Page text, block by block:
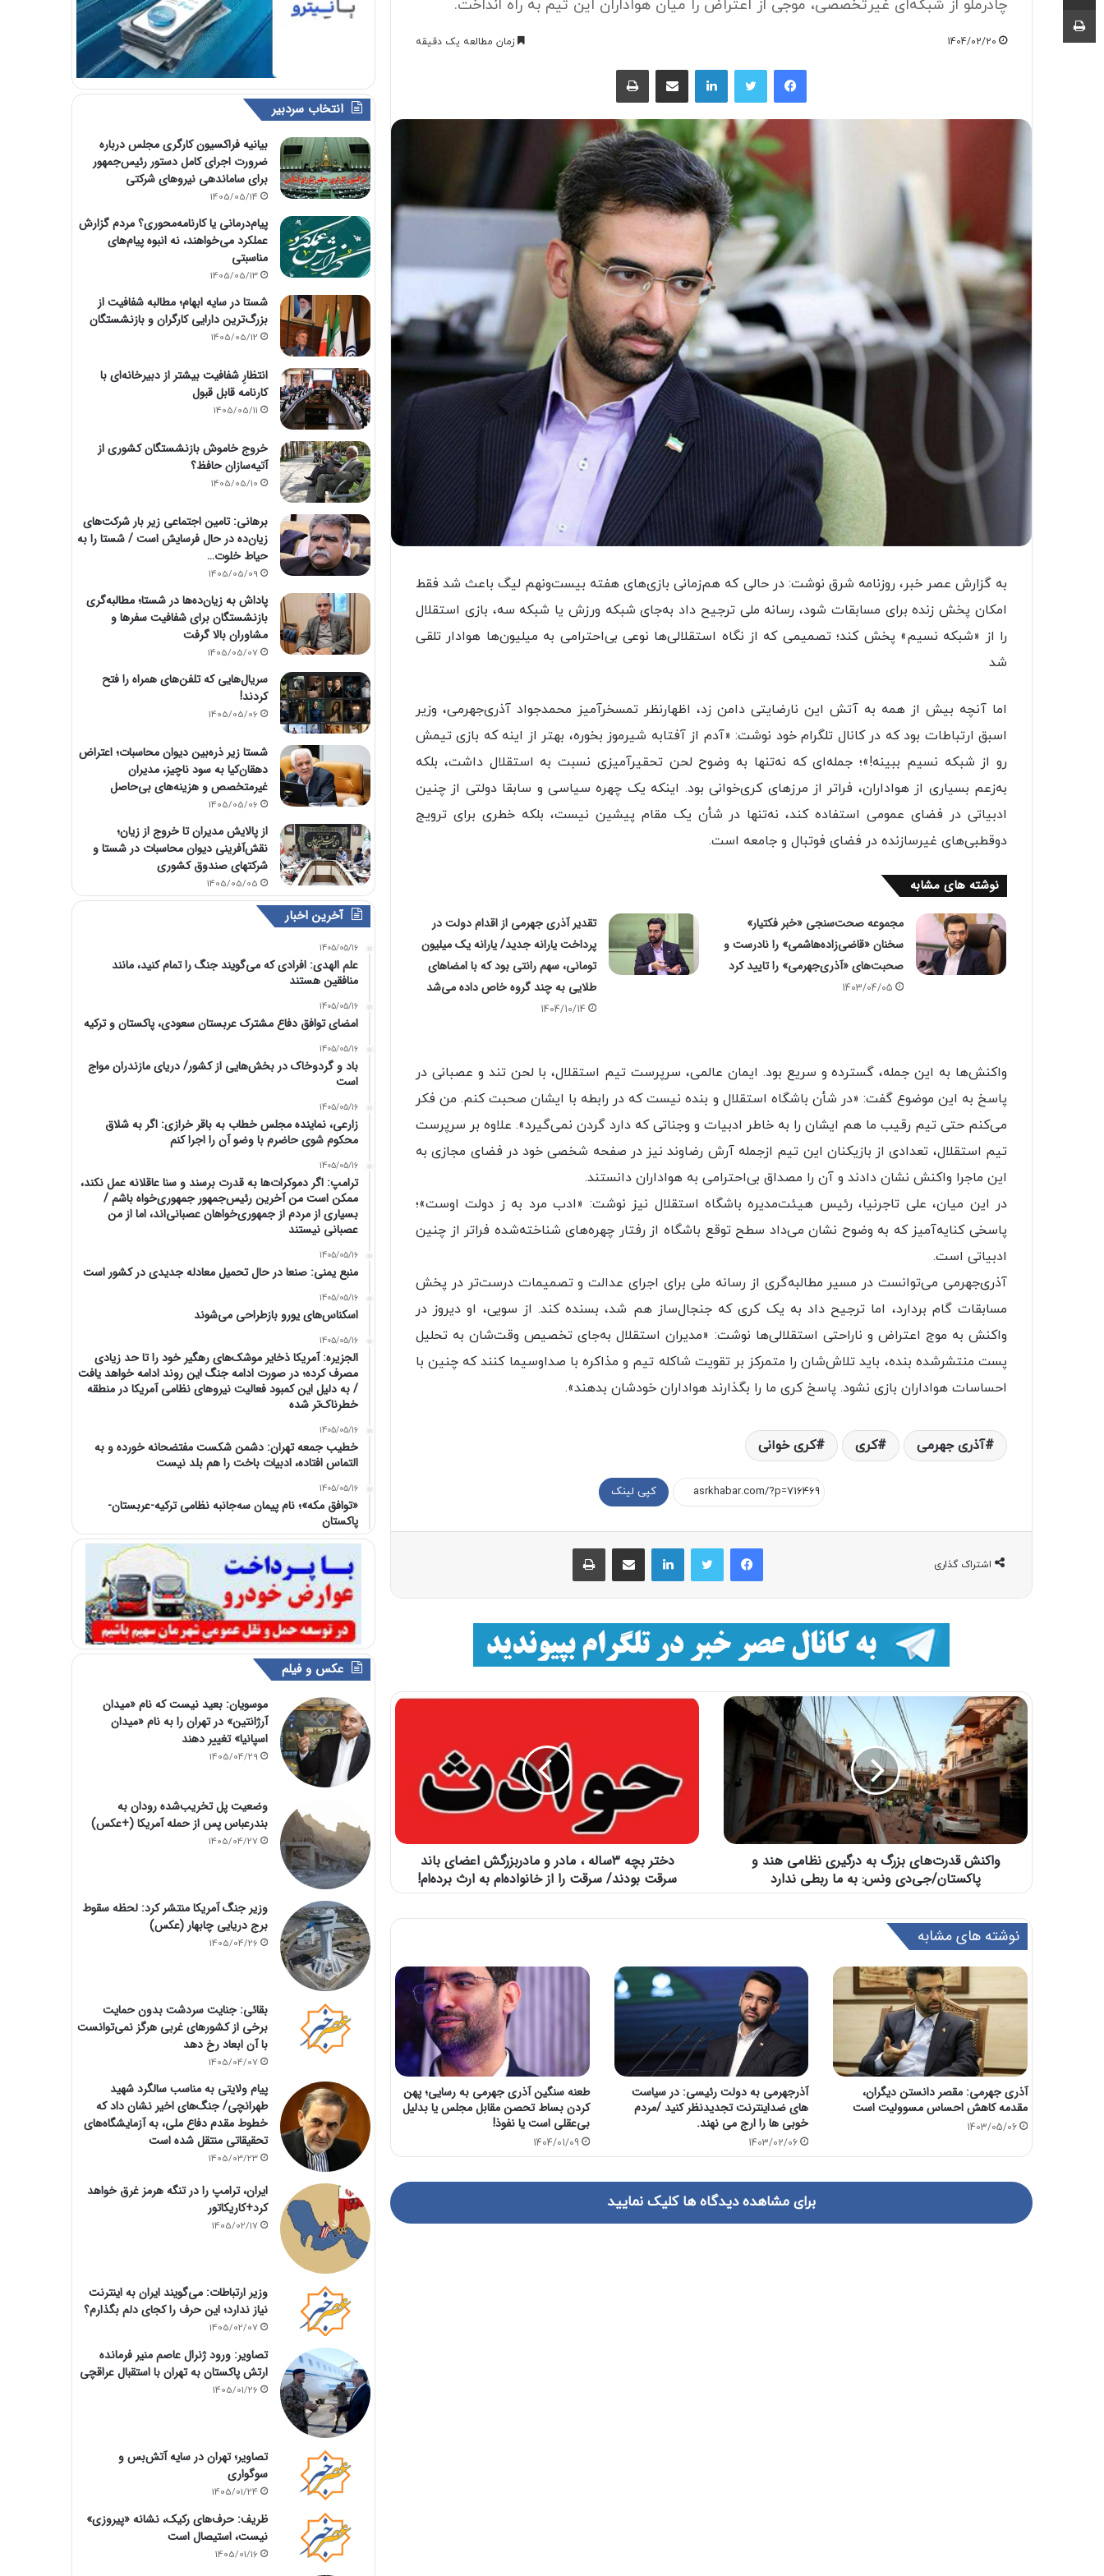
چادرملو از شبکه‌ای غیرتخصصی، موجی از اعتراض را میان هواداران این تیم به راه انداخت.
1404/02/20 زمان مطالعه یک دقیقه
فیسبوک لینکداین
به گزارش عصر خبر، روزنامه شرق نوشت: در حالی که هم‌زمانی بازی‌های هفته بیست‌ونهم لیگ باعث شد فقط
امکان پخش زنده برای مسابقات شود، رسانه ملی ترجیح داد به‌جای شبکه ورزش یا شبکه سه، بازی استقلال
را از «شبکه نسیم» پخش کند؛ تصمیمی که از نگاه استقلالی‌ها نوعی بی‌احترامی به میلیون‌ها هوادار تلقی
شد
اما آنچه بیش از همه به آتش این نارضایتی دامن زد، اظهارنظر تمسخرآمیز محمدجواد آذری‌جهرمی، وزیر
اسبق ارتباطات بود که در کانال تلگرام خود نوشت: «آدم از آفتابه شیرموز بخوره، بهتر از اینه که بازی تیمش
رو از شبکه نسیم ببینه!»؛ جمله‌ای که نه‌تنها به‌ وضوح لحن تحقیرآمیزی نسبت به استقلال داشت، بلکه
به‌زعم بسیاری از هواداران، فراتر از مرزهای کری‌خوانی بود. اینکه یک چهره سیاسی و سابقا دولتی از چنین
ادبیاتی در فضای عمومی استفاده کند، نه‌تنها در شأن یک مقام پیشین نیست، بلکه خطری برای ترویج
دوقطبی‌های غیرسازنده در فضای فوتبال و جامعه است.
نوشته های مشابه
مجموعه صحت‌سنجی «خبر فکتیار»
سخنان «قاضی‌زاده‌هاشمی» را نادرست و
صحبت‌های «آذری‌جهرمی» را تایید کرد
1403/04/05
تقدیر آذری جهرمی از اقدام دولت در
پرداخت یارانه جدید/ یارانه یک میلیون
تومانی، سهم رانتی بود که با امضاهای
طلایی به چند گروه خاص داده می‌شد
1404/10/14
واکنش‌ها به این جمله، گسترده و سریع بود. ایمان عالمی، سرپرست تیم استقلال، با لحن تند و عصبانی در
پاسخ به این موضوع گفت: «‌در شأن باشگاه استقلال و بنده نیست که در رابطه با ایشان صحبت کنم. من فکر
می‌کنم حتی تیم رقیب ما هم ایشان را به خاطر ادبیات و وجناتی که دارد گردن نمی‌گیرد». علاوه‌ بر سرپرست
تیم استقلال، تعدادی از بازیکنان این تیم ازجمله آرش رضاوند نیز در صفحه شخصی خود در فضای مجازی به
این ماجرا واکنش نشان دادند و آن را مصداق بی‌احترامی به هواداران دانستند.
در این میان، علی تاجرنیا، رئیس هیئت‌مدیره باشگاه استقلال نیز نوشت: «ادب مرد به ز دولت اوست»؛
پاسخی کنایه‌آمیز که به‌ وضوح نشان می‌داد سطح توقع باشگاه از رفتار چهره‌های شناخته‌شده فراتر از چنین
ادبیاتی است.
آذری‌جهرمی می‌توانست در مسیر مطالبه‌گری از رسانه ملی برای اجرای عدالت و تصمیمات درست‌تر در پخش
مسابقات گام بردارد، اما ترجیح داد به یک کری که جنجال‌ساز هم شد، بسنده کند. از سویی، او دیروز در
واکنش به موج اعتراض و ناراحتی استقلالی‌ها نوشت: «مدیران استقلال به‌جای تخصیص وقت‌شان به تحلیل
پست منتشرشده بنده، باید تلاش‌شان را متمرکز بر تقویت شاکله تیم و مذاکره با صداوسیما کنند که چنین با
احساسات هواداران بازی نشود. پاسخ کری ما را بگذارند هواداران خودشان بدهند».
آذری جهرمی کری کری خوانی
کپی لینک
اشتراک گذاری
فیسبوک لینکداین
واکنش قدرت‌های بزرگ به درگیری نظامی هند و
پاکستان/جی‌دی ونس: به ما ربطی ندارد
دختر بچه 3ساله ، مادر و مادربزرگش اعضای باند
سرقت بودند/ سرقت را از خانواده‌ام به ارث برده‌ام!
نوشته های مشابه
آذری جهرمی: مقصر دانستن دیگران،
مقدمه کاهش احساس مسوولیت است
1403/05/06
آذرجهرمی به دولت رئیسی: در سیاست
های ضداینترنت تجدیدنظر کنید /مردم
خوبی ها را ارج می نهند.
1403/02/06
طعنه سنگین آذری جهرمی به رسایی؛ پهن
کردن بساط تحصن مقابل مجلس یا بدلیل
بی‌عقلی است یا نفوذ!
1404/01/09
برای مشاهده دیدگاه ها کلیک نمایید
انتخاب سردبیر
بیانیه فراکسیون کارگری مجلس درباره
ضرورت اجرای کامل دستور رئیس‌جمهور
برای ساماندهی نیروهای شرکتی
1405/05/14
پیام‌درمانی یا کارنامه‌محوری؟ مردم گزارش
عملکرد می‌خواهند، نه انبوه پیام‌های
مناسبتی
1405/05/13
شستا در سایه ابهام؛ مطالبه شفافیت از
بزرگ‌ترین دارایی کارگران و بازنشستگان
1405/05/12
انتظارِ شفافیت بیشتر از دبیرخانه‌ای با
کارنامه قابل قبول
1405/05/11
خروج خاموش بازنشستگان کشوری از
آتیه‌سازان حافظ؟
1405/05/10
برهانی: تامین اجتماعی زیر بار شرکت‌های
زیان‌ده در حال فرسایش است / شستا را به
حیاط خلوت…
1405/05/09
پاداش به زیان‌ده‌ها در شستا؛ مطالبه‌گری
بازنشستگان برای شفافیت سفرها و
مشاوران بالا گرفت
1405/05/07
سریال‌هایی که تلفن‌های همراه را فتح
کردند!
1405/05/06
شستا زیر ذره‌بین دیوان محاسبات؛ اعتراض
دهقان‌کیا به سود ناچیز، مدیران
غیرمتخصص و هزینه‌های بی‌حاصل
1405/05/06
از پالایش مدیران تا خروج از زیان؛
نقش‌آفرینی دیوان محاسبات در شستا و
شرکتهای صندوق کشوری
1405/05/05
آخرین اخبار
1405/05/16
علم الهدی: افرادی که می‌گویند جنگ را تمام کنید، مانند
منافقین هستند
1405/05/16
امضای توافق دفاع مشترک عربستان سعودی، پاکستان و ترکیه
1405/05/16
باد و گردوخاک در بخش‌هایی از کشور/ دریای مازندران مواج
است
1405/05/16
زارعی، نماینده مجلس خطاب به باقر خرازی: اگر به شلاق
محکوم شوی حاضرم با وضو آن را اجرا کنم
1405/05/16
ترامپ: اگر دموکرات‌ها به قدرت برسند و سنا عاقلانه عمل نکند،
ممکن است من آخرین رئیس‌جمهور جمهوری‌خواه باشم /
بسیاری از مردم از جمهوری‌خواهان عصبانی‌اند، اما از من
عصبانی نیستند
1405/05/16
منبع یمنی: صنعا در حال تحمیل معادله جدیدی در کشور است
1405/05/16
اسکناس‌های یورو بازطراحی می‌شوند
1405/05/16
الجزیره: آمریکا ذخایر موشک‌های رهگیر خود را تا حد زیادی
مصرف کرده؛ در صورت ادامه جنگ این روند ادامه خواهد یافت
/ به دلیل این کمبود فعالیت نیرو‌های نظامی آمریکا در منطقه
خطرناک‌تر شده
1405/05/16
خطیب جمعه تهران: دشمن شکست مفتضحانه خورده و به
التماس افتاده، ادبیات باخت را هم بلد نیست
1405/05/16
«توافق مکه»؛ نام پیمان سه‌جانبه نظامی ترکیه-عربستان-
پاکستان
عکس و فیلم
موسویان: بعید نیست که نام «میدان
آرژانتین» در تهران را به نام «میدان
اسپانیا» تغییر دهند
1405/04/29
وضعیت پل تخریب‌شده رودان به
بندرعباس پس از حمله آمریکا (+عکس)
1405/04/27
وزیر جنگ آمریکا منتشر کرد: لحظه سقوط
برج دریایی چابهار (عکس)
1405/04/26
بقائی: جنایت سردشت بدون حمایت
برخی از کشورهای غربی هرگز نمی‌توانست
با آن ابعاد رخ دهد
1405/04/07
پیام ولایتی به مناسب سالگرد شهید
طهرانچی/ جنگ‌های اخیر نشان داد که
خطوط مقدم دفاع ملی، به آزمایشگاه‌های
تحقیقاتی منتقل شده است
1405/03/23
ایران، ترامپ را در تنگه هرمز غرق خواهد
کرد+کاریکاتور
1405/02/17
وزیر ارتباطات: می‌گویند ایران به اینترنت
نیاز ندارد؛ این حرف را کجای دلم بگذارم؟
1405/02/07
تصاویر: ورود ژنرال عاصم منیر فرمانده
ارتش پاکستان به تهران با استقبال عراقچی
1405/01/26
تصاویر؛ تهران در سایه آتش‌بس و
سوگواری
1405/01/24
ظریف: حرف‌های رکیک، نشانه «پیروزی»
نیست، استیصال است
1405/01/16